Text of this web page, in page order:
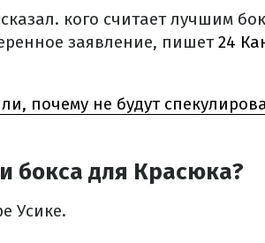
кого считает лучшим
заявление, пишет24
почему не будут
бокса для Красюка?
Усике.